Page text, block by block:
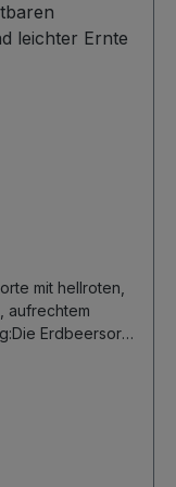
mit hellroten,
aufrechtem
Erdbeersorte
hellroten,
können für alle
auf.